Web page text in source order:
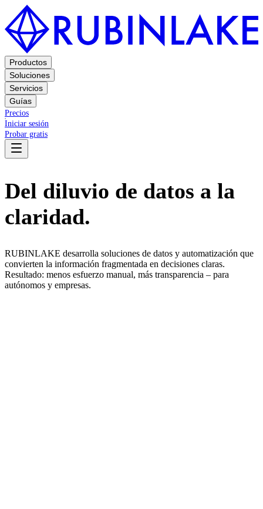
Productos
Soluciones
Servicios
Guías
Precios
Iniciar sesión
Probar gratis
Del diluvio de datos a la
claridad.
RUBINLAKE desarrolla soluciones de datos y automatización que
convierten la información fragmentada en decisiones claras.
Resultado: menos esfuerzo manual, más transparencia – para
autónomos y empresas.